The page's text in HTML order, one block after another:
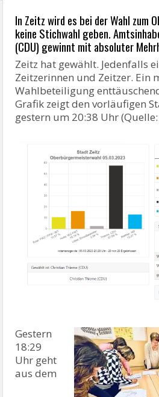
In Zeitz wird es bei der Wahl zum
keine Stichwahl geben.
(CDU) gewinnt mit absoluter
Zeitz hat gewählt. Jedenfalls
Zeitzerinnen und Zeitzer. Ein
Wahlbeteiligung
Grafik zeigt den vorläufigen
gestern um 20:38 Uhr
Gestern
18:29
Uhr geht
aus dem